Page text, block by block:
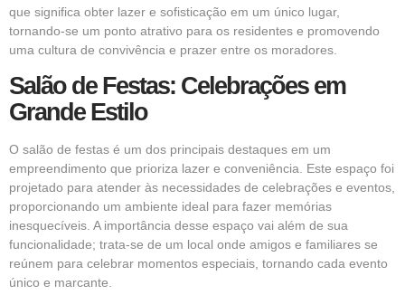
que significa obter lazer e sofisticação em um único lugar,
tornando-se um ponto atrativo para os residentes e promovendo
uma cultura de convivência e prazer entre os moradores.
Salão de Festas: Celebrações em
Grande Estilo
O salão de festas é um dos principais destaques em um
empreendimento que prioriza lazer e conveniência. Este espaço foi
projetado para atender às necessidades de celebrações e eventos,
proporcionando um ambiente ideal para fazer memórias
inesquecíveis. A importância desse espaço vai além de sua
funcionalidade; trata-se de um local onde amigos e familiares se
reúnem para celebrar momentos especiais, tornando cada evento
único e marcante.